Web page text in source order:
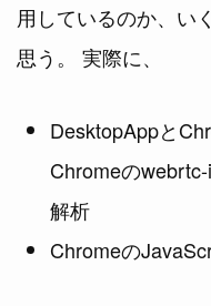
用しているのか、い
思う。 実際に、
DesktopAppと
Chromeの
解析
Chromeの